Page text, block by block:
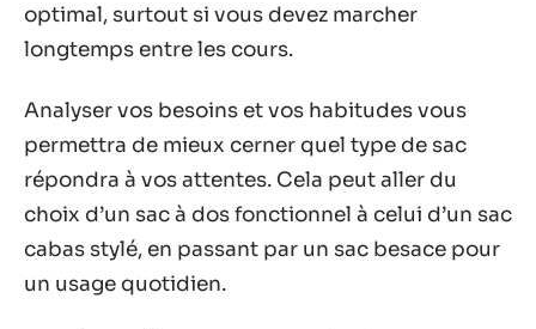
optimal, surtout si vous devez marcher
longtemps entre les cours.
Analyser vos besoins et vos habitudes vous
permettra de mieux cerner quel type de sac
répondra à vos attentes. Cela peut aller du
choix d’un sac à dos fonctionnel à celui d’un sac
cabas stylé, en passant par un sac besace pour
un usage quotidien.